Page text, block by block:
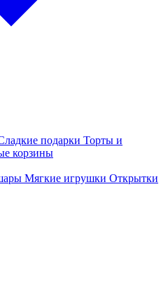
подарки Торты и
корзины
Мягкие игрушки Открытки